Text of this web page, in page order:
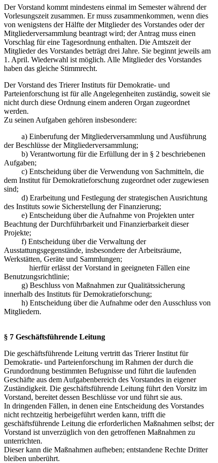
Der Vorstand kommt mindestens einmal im Semester während der
Vorlesungszeit zusammen. Er muss zusammenkommen, wenn dies
von wenigstens der Hälfte der Mitglieder des Vorstandes oder der
Mitgliederversammlung beantragt wird; der Antrag muss einen
Vorschlag für eine Tagesordnung enthalten. Die Amtszeit der
Mitglieder des Vorstandes beträgt drei Jahre. Sie beginnt jeweils am
1. April. Wiederwahl ist möglich. Alle Mitglieder des Vorstandes
haben das gleiche Stimmrecht.
Der Vorstand des Trierer Instituts für Demokratie- und
Parteienforschung ist für alle Angelegenheiten zuständig, soweit sie
nicht durch diese Ordnung einem anderen Organ zugeordnet
werden.
Zu seinen Aufgaben gehören insbesondere:
a) Einberufung der Mitgliederversammlung und Ausführung
der Beschlüsse der Mitgliederversammlung;
b) Verantwortung für die Erfüllung der in § 2 beschriebenen
Aufgaben;
c) Entscheidung über die Verwendung von Sachmitteln, die
dem Institut für Demokratieforschung zugeordnet oder zugewiesen
sind;
d) Erarbeitung und Festlegung der strategischen Ausrichtung
des Instituts sowie Sicherstellung der Finanzierung;
e) Entscheidung über die Aufnahme von Projekten unter
Beachtung der Durchführbarkeit und Finanzierbarkeit dieser
Projekte;
f) Entscheidung über die Verwaltung der
Ausstattungsgegenstände, insbesondere der Arbeitsräume,
Werkstätten, Geräte und Sammlungen;
hierfür erlässt der Vorstand in geeigneten Fällen eine
Benutzungsrichtlinie;
g) Beschluss von Maßnahmen zur Qualitätssicherung
innerhalb des Instituts für Demokratieforschung;
h) Entscheidung über die Aufnahme oder den Ausschluss von
Mitgliedern.
§ 7 Geschäftsführende Leitung
Die geschäftsführende Leitung vertritt das Trierer Institut für
Demokratie- und Parteienforschung im Rahmen der durch die
Grundordnung bestimmten Befugnisse und führt die laufenden
Geschäfte aus dem Aufgabenbereich des Vorstandes in eigener
Zuständigkeit. Die geschäftsführende Leitung führt den Vorsitz im
Vorstand, bereitet dessen Beschlüsse vor und führt sie aus.
In dringenden Fällen, in denen eine Entscheidung des Vorstandes
nicht rechtzeitig herbeigeführt werden kann, trifft die
geschäftsführende Leitung die erforderlichen Maßnahmen selbst; der
Vorstand ist unverzüglich von den getroffenen Maßnahmen zu
unterrichten.
Dieser kann die Maßnahmen aufheben; entstandene Rechte Dritter
bleiben unberührt.